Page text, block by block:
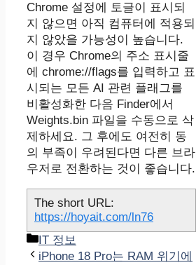
Chrome 설정에 토글이 표시되
지 않으면 아직 컴퓨터에 적용되
지 않았을 가능성이 높습니다.
이 경우 Chrome의 주소 표시줄
에 chrome://flags를 입력하고 표
시되는 모든 AI 관련 플래그를
비활성화한 다음 Finder에서
Weights.bin 파일을 수동으로 삭
제하세요. 그 후에도 여전히 동
의 부족이 우려된다면 다른 브라
우저로 전환하는 것이 좋습니다.
The short URL:
https://hoyait.com/ln76
카
테
IT 정보
iPhone 18 Pro는 RAM 위기에